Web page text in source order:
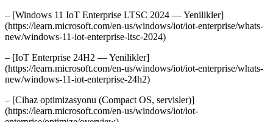
– [Windows 11 IoT Enterprise LTSC 2024 — Yenilikler]
(https://learn.microsoft.com/en-us/windows/iot/iot-enterprise/whats-
new/windows-11-iot-enterprise-ltsc-2024)
– [IoT Enterprise 24H2 — Yenilikler]
(https://learn.microsoft.com/en-us/windows/iot/iot-enterprise/whats-
new/windows-11-iot-enterprise-24h2)
– [Cihaz optimizasyonu (Compact OS, servisler)]
(https://learn.microsoft.com/en-us/windows/iot/iot-